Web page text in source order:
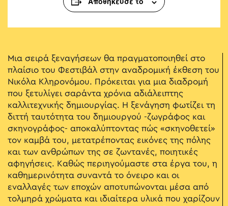
Μια σειρά ξεναγήσεων θα πραγματοποιηθεί στο
πλαίσιο του Φεστιβάλ στην αναδρομική έκθεση του
Νικόλα Κληρονόμου. Πρόκειται για μια διαδρομή
που ξετυλίγει σαράντα χρόνια αδιάλειπτης
καλλιτεχνικής δημιουργίας. Η ξενάγηση φωτίζει τη
διττή ταυτότητα του δημιουργού -ζωγράφος και
σκηνογράφος- αποκαλύπτοντας πώς «σκηνοθετεί»
τον καμβά του, μετατρέποντας εικόνες της πόλης
και των ανθρώπων της σε ζωντανές, ποιητικές
αφηγήσεις. Καθώς περιηγούμαστε στα έργα του, η
καθημερινότητα συναντά το όνειρο και οι
εναλλαγές των εποχών αποτυπώνονται μέσα από
τολμηρά χρώματα και ιδιαίτερα υλικά που χαρίζουν